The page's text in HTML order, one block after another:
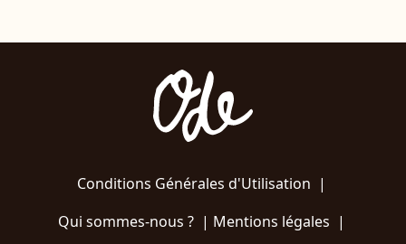
Conditions Générales d'Utilisation |
Qui sommes-nous ?| Mentions légales |